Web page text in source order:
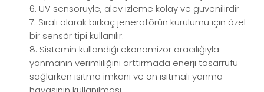
6. UV sensörüyle, alev izleme kolay ve güvenilirdir
7. Sıralı olarak birkaç jeneratörün kurulumu için özel
bir sensör tipi kullanılır.
8. Sistemin kullandığı ekonomizör aracılığıyla
yanmanın verimliliğini arttırmada enerji tasarrufu
sağlarken ısıtma imkanı ve ön ısıtmalı yanma